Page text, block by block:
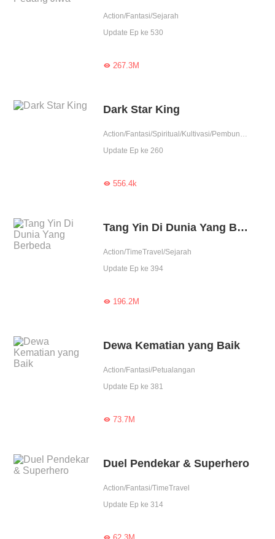
Action/Fantasi/Sejarah
Update Ep ke 530
267.3M
Dark Star King
Action/Fantasi/Spiritual/Kultivasi/Pembunuhan/Contributor/Tamat
Update Ep ke 260
556.4k
Tang Yin Di Dunia Yang Berbeda
Action/TimeTravel/Sejarah
Update Ep ke 394
196.2M
Dewa Kematian yang Baik
Action/Fantasi/Petualangan
Update Ep ke 381
73.7M
Duel Pendekar & Superhero
Action/Fantasi/TimeTravel
Update Ep ke 314